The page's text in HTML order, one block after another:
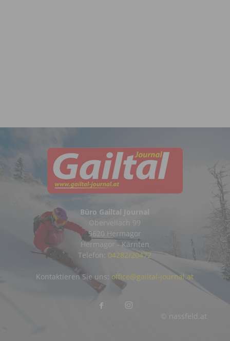
Büro Gailtal Journal
Obervellach 99
9620 Hermagor
Hermagor - Kärnten
Telefon: 04282/20472
© nassfeld.at
Kontaktieren Sie uns: office@gailtal-journal.at